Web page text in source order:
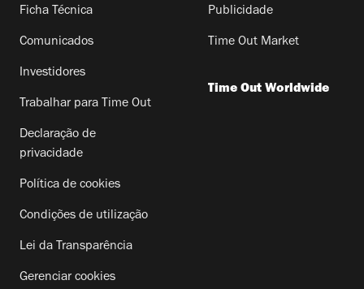
Ficha Técnica
Comunicados
Investidores
Trabalhar para Time Out
Declaração de
privacidade
Política de cookies
Condições de utilização
Lei da Transparência
Gerenciar cookies
Publicidade
Time Out Market
Time Out Worldwide